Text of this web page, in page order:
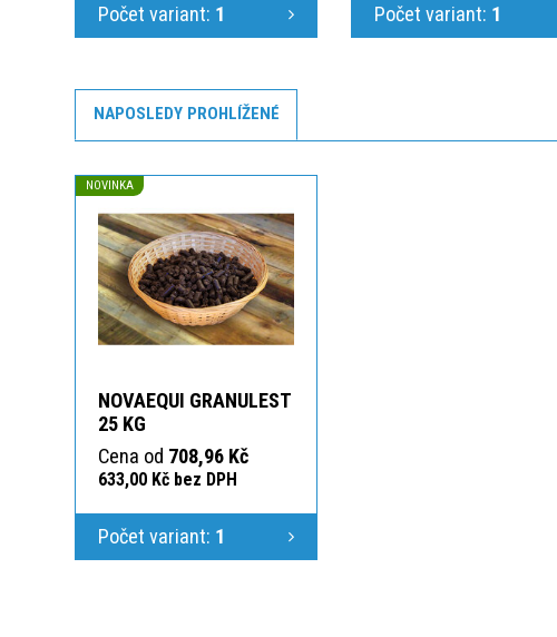
Počet variant: 1 Počet variant: 1
NAPOSLEDY PROHLÍŽENÉ
NOVINKA
NOVAEQUI GRANULEST
25 KG
Cena od 708,96 Kč
633,00 Kč bez DPH
Počet variant: 1